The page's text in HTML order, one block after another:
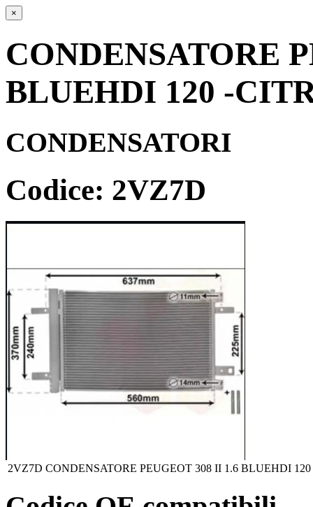
×
CONDENSATORE
BLUEHDI 120 -
CONDENSATORI
Codice: 2VZ7D
2VZ7D CONDENSATORE PEUGEOT 308 II 1.6 BLUEHDI